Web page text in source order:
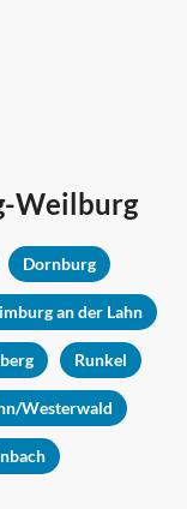
Weilburg
Dornburg
an der Lahn
Runkel
Westerwald